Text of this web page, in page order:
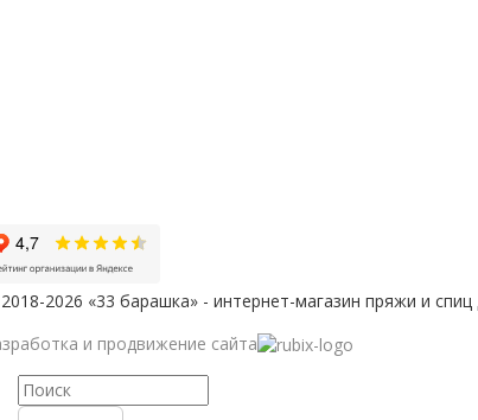
2026 «33 барашка» - интернет-магазин пряжи и
и продвижение сайта